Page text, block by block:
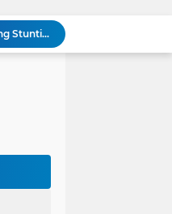
Babinsa Sertu Suriyadi Mengecek dan Mendata Anak Warga Yang Stunting di Wilayah Binaannya
Dua Personel Babinsa Kandis Melakukan Patroli Pengamanan dan Komsos Tentang SKK Migas
Polisi dan Petani di Kandis Kawal Jagung 12 Hektare, Ikhtiar Menjaga Ketahanan Pangan